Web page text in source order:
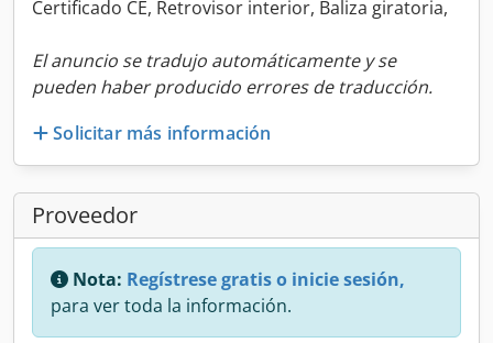
Certificado CE, Retrovisor interior, Baliza giratoria,
El anuncio se tradujo automáticamente y se
pueden haber producido errores de traducción.
Solicitar más información
Proveedor
Nota: Regístrese gratis o inicie sesión,
para ver toda la información.